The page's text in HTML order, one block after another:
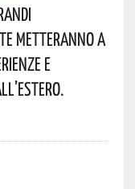
Metteranno A
E